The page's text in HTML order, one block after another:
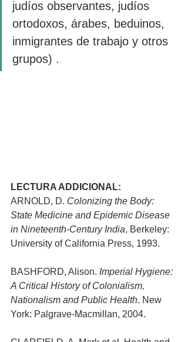
judíos observantes, judíos
ortodoxos, árabes, beduinos,
inmigrantes de trabajo y otros
grupos) .
LECTURA ADDICIONAL:
ARNOLD, D. Colonizing the Body:
State Medicine and Epidemic Disease
in Nineteenth-Century India, Berkeley:
University of California Press, 1993.
BASHFORD, Alison. Imperial Hygiene:
A Critical History of Colonialism,
Nationalism and Public Health. New
York: Palgrave-Macmillan, 2004.